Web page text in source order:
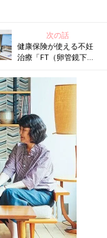
次の話
健康保険が使える不妊
治療「FT（卵管鏡下卵
て、専門医に聞いてみ
た